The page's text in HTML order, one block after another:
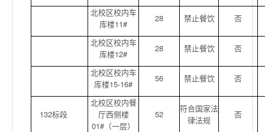
北校区校内车
库楼11#
28 禁止餐饮 否
北校区校内车
库楼12#
28 禁止餐饮 否
北校区校内车
库楼15-16#
56 禁止餐饮 否
132标段
北校区校内餐
厅西侧楼
01#（一层）
52
符合国家法
律法规
否